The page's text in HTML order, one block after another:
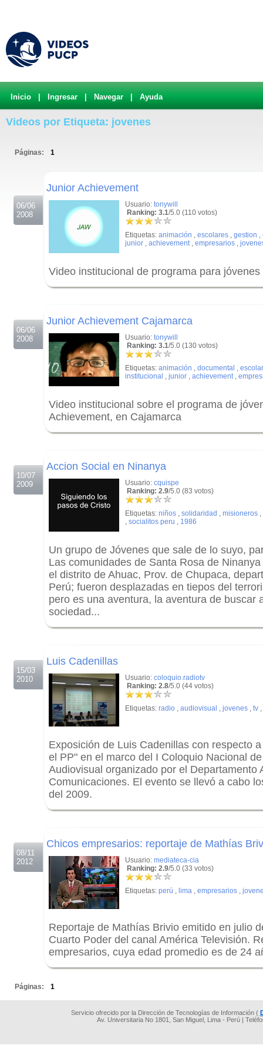
Inicio Ingresar Navegar Ayuda
Videos por Etiqueta: jovenes
Páginas: 1
06/06
2008
Junior Achievement
Usuario: tonywill
Ranking: 3.1/5.0 (110 votos)
Etiquetas: animación , escolares , gestion ,
junior , achievement, empresarios ,
Video institucional de programa para
06/06
2008
Junior Achievement Cajamarca
Usuario: tonywill
Ranking: 3.1/5.0 (130 votos)
Etiquetas: animación , documental ,
institucional , junior , achievement,
Video institucional sobre el programa de
Achievement, en Cajamarca
10/07
2009
Accion Social en Ninanya
Usuario: cquispe
Ranking: 2.9/5.0 (83 votos)
Etiquetas: niños , solidaridad , misioneros ,
, socialitos peru , 1986
Un grupo de Jóvenes que sale de lo suyo,
Las comunidades de Santa Rosa de
el distrito de Ahuac, Prov. de Chupaca,
Perú; fueron desplazadas en tiepos del
pero es una aventura, la aventura de buscar
sociedad...
15/03
2010
Luis Cadenillas
Usuario: coloquio.radiotv
Ranking: 2.8/5.0 (44 votos)
Etiquetas: radio , audiovisual , jovenes , tv ,
Exposición de Luis Cadenillas con respecto
el PP" en el marco del I Coloquio Nacional
Audiovisual organizado por el Departamento
Comunicaciones. El evento se llevó a cabo
del 2009.
08/11
2012
Chicos empresarios: reportaje de Mathías
Usuario: mediateca-cia
Ranking: 2.9/5.0 (33 votos)
Etiquetas: perú , lima , empresarios ,
Reportaje de Mathías Brivio emitido en julio
Cuarto Poder del canal América Televisión.
empresarios, cuya edad promedio es de 24
Páginas: 1
Servicio ofrecido por la Dirección de Tecnologías de Información (
Av. Universitaria No 1801, San Miguel, Lima - Perú |